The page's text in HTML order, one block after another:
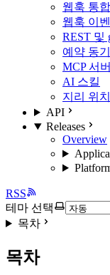
웹훅 통합
웹훅 이
REST 및
예약 동
MCP 서버
AI 스킬
지리 위치
API
Releases
Overview
RSS
테마 선택
목차
목차